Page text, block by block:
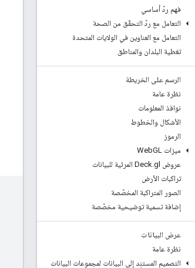
فهم ردّ أساسي
التعامل مع ردّ التحقّق من الصحة
التعامل مع العناوين في الولايات المتحدة
تغطية البلدان والمناطق
الرسم على الخريطة
نظرة عامة
نوافذ المعلومات
الأشكال والخطوط
الرموز
ميزات Web GL
عروض Deck
.gl المرئية للبيانات
تراكبات الأرض
الصور المتراكبة المخصّصة
إضافة تسمية توضيحية مخصّصة
عرض البيانات
نظرة عامة
التصميم المستنِد إلى البيانات لمجموعات البيانات